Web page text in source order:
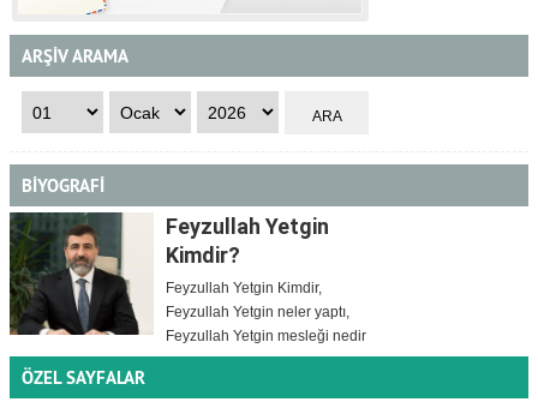
ARŞİV ARAMA
BİYOGRAFİ
Feyzullah Yetgin
Kimdir?
Feyzullah Yetgin Kimdir,
Feyzullah Yetgin neler yaptı,
Feyzullah Yetgin mesleği nedir
ÖZEL SAYFALAR